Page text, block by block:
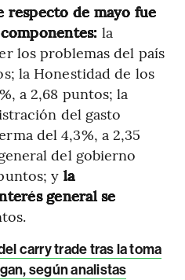
respecto de mayo fue
la
los problemas del país
la Honestidad de los
a 2,68 puntos; la
del gasto
del 4,3%, a 2,35
del gobierno
y la
general se
carry trade tras la toma
según analistas